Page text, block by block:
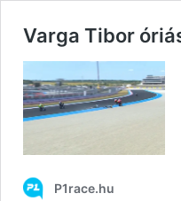
Varga Tibor
P1race.hu